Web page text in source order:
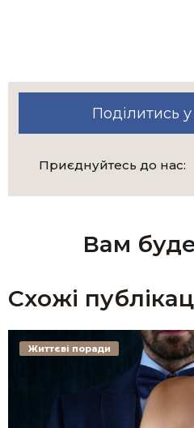
Поділитись у
Приєднуйтесь до нас:
Вам
Схожі
Життєві поради